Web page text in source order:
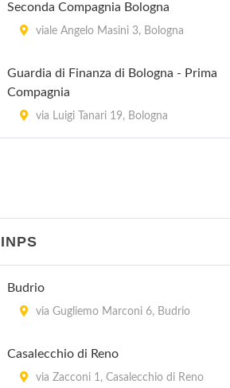
Villa Regina
via Castiglione 115, Bologna
Villa Torri
Seconda Compagnia Bologna
viale Angelo Masini 3, Bologna
Guardia di Finanza di Bologna - Prima
Compagnia
via Luigi Tanari 19, Bologna
INPS
Budrio
via Gugliemo Marconi 6, Budrio
Casalecchio di Reno
via Zacconi 1, Casalecchio di Reno